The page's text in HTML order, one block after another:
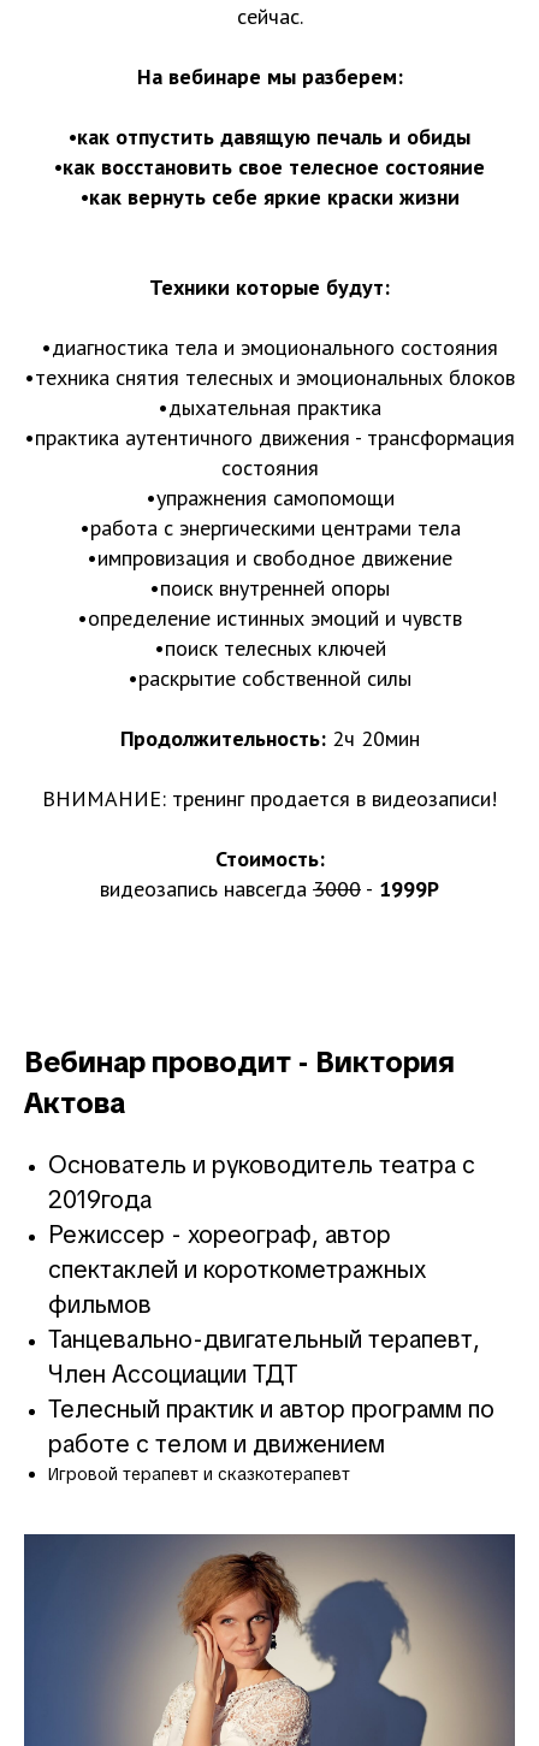
сейчас.
На вебинаре мы разберем:
•как отпустить давящую печаль и обиды
•как восстановить свое телесное состояние
•как вернуть себе яркие краски жизни
Техники которые будут:
•диагностика тела и эмоционального состояния
•техника снятия телесных и эмоциональных блоков
•дыхательная практика
•практика аутентичного движения - трансформация
состояния
•упражнения самопомощи
•работа с энергическими центрами тела
•импровизация и свободное движение
•поиск внутренней опоры
•определение истинных эмоций и чувств
•поиск телесных ключей
•раскрытие собственной силы
Продолжительность: 2ч 20мин
ВНИМАНИЕ: тренинг продается в видеозаписи!
Стоимость:
видеозапись навсегда 3000 - 1999Р
Вебинар проводит - Виктория
Актова
Основатель и руководитель театра с
2019года
Режиссер - хореограф, автор
спектаклей и короткометражных
фильмов
Танцевально-двигательный терапевт,
Член Ассоциации ТДТ
Телесный практик и автор программ по
работе с телом и движением
Игровой терапевт и сказкотерапевт